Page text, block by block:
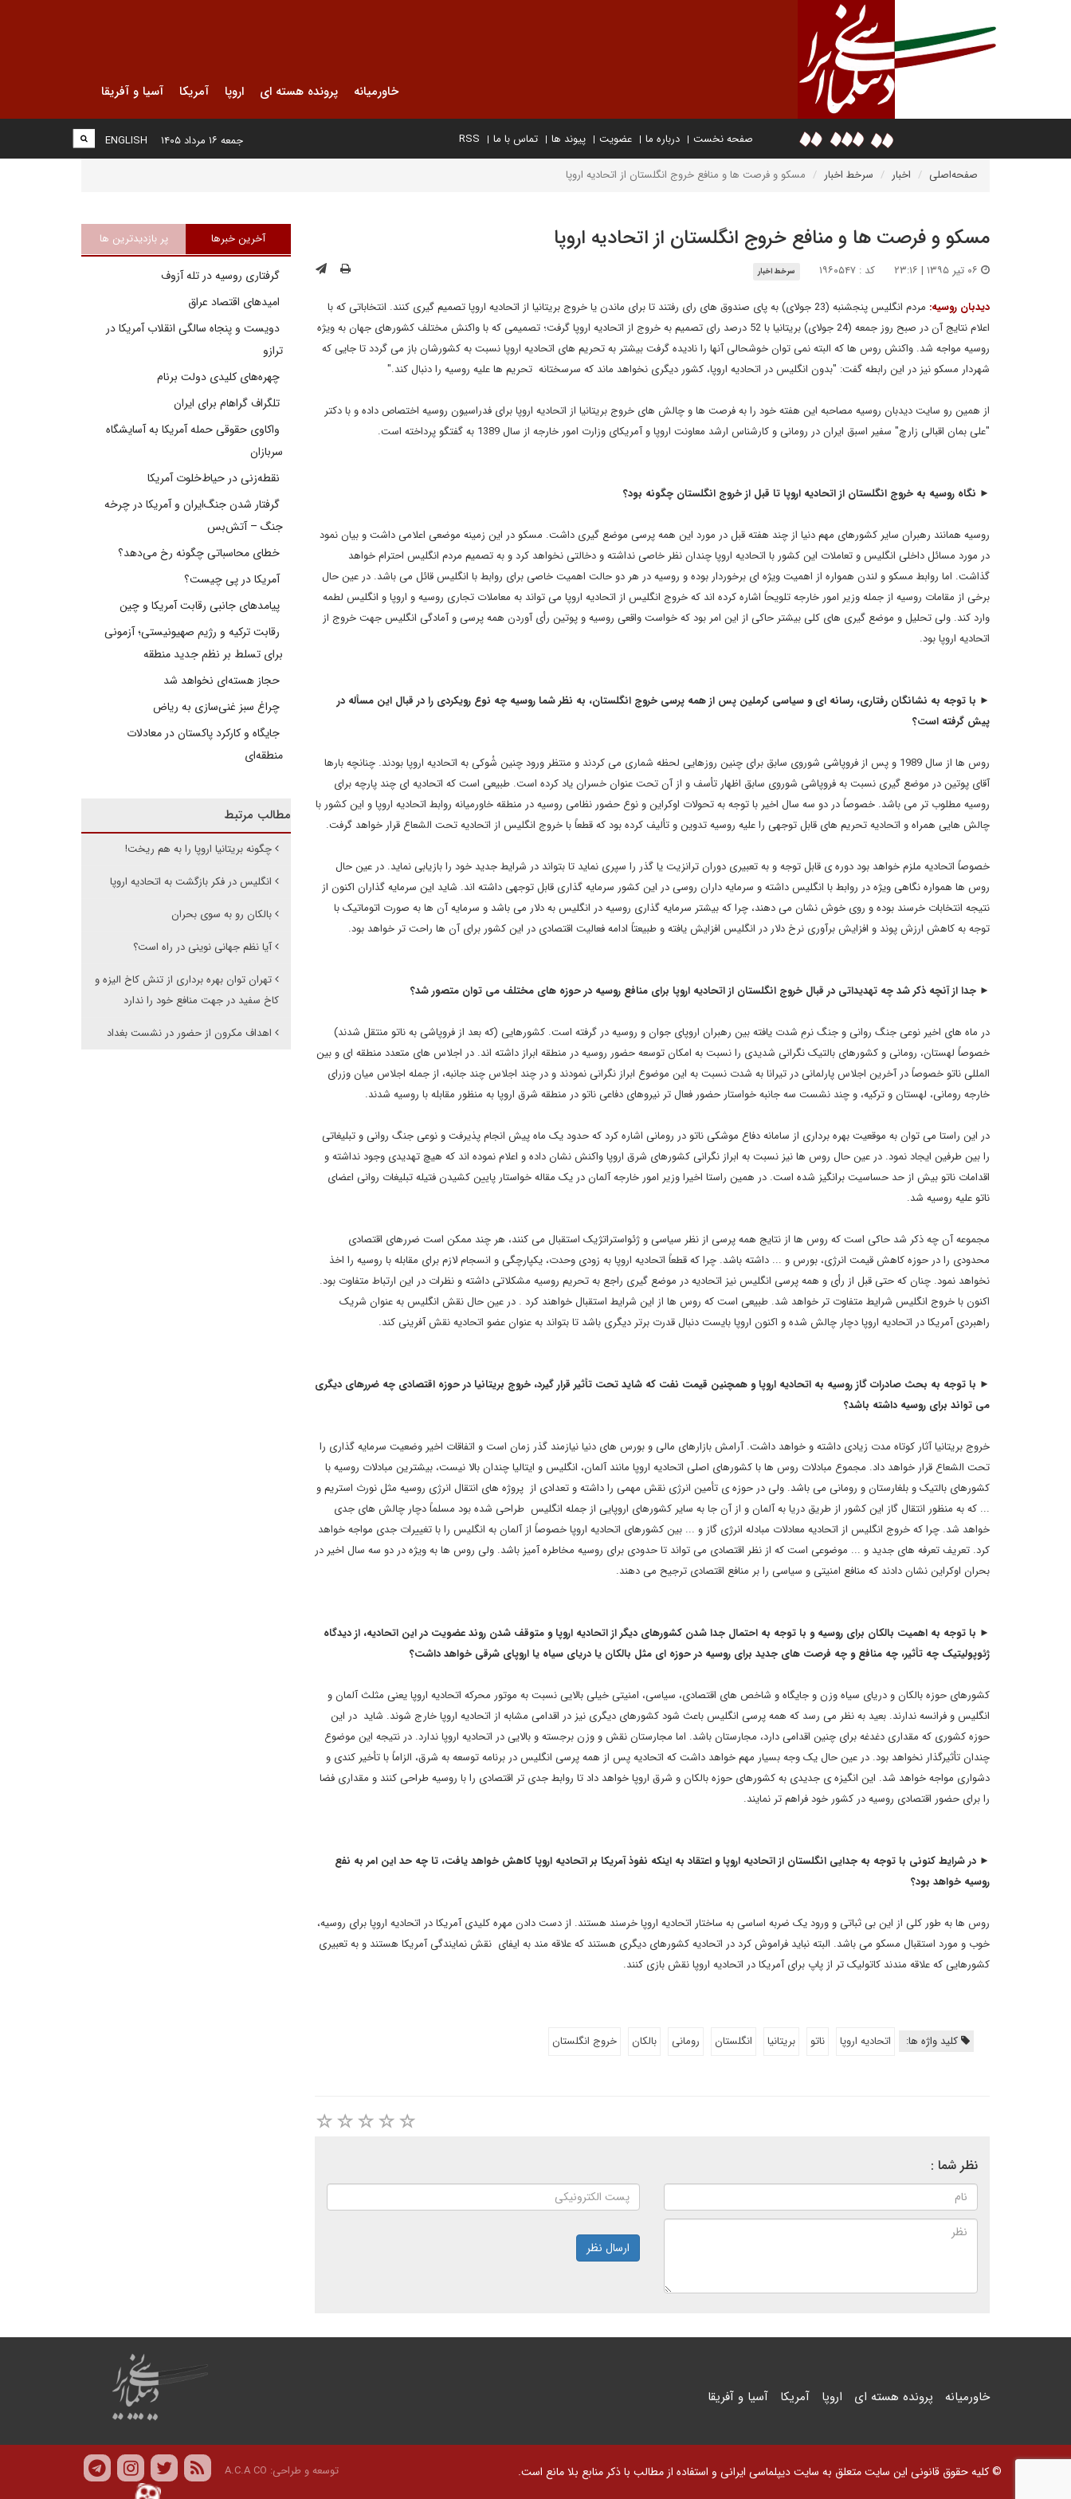
خاورمیانه پرونده هسته ای اروپا آمریکا آسیا و آفریقا
صفحه نخست درباره ما عضویت پیوند ها تماس با ما RSS
ENGLISH جمعه ۱۶ مرداد ۱۴۰۵
صفحه‌اصلی اخبار سرخط اخبار مسکو و فرصت ها و منافع خروج انگلستان از اتحادیه اروپا
مسکو و فرصت ها و منافع خروج انگلستان از اتحادیه اروپا
کد : ۱۹۶۰۵۴۷ سرخط اخبار
دیدبان روسیه:
مردم انگلیس پنجشنبه (23 جولای) به پای صندوق های رای رفتند تا برای ماندن یا خروج بریتانیا از اتحادیه اروپا تصمیم گیری کنند. انتخاباتی که با
اعلام نتایج آن در صبح روز جمعه (24 جولای) بریتانیا با 52 درصد رای تصمیم به خروج از اتحادیه اروپا گرفت؛ تصمیمی که با واکنش مختلف کشورهای جهان به ویژه
روسیه مواجه شد. واکنش روس ها که البته نمی توان خوشحالی آنها را نادیده گرفت بیشتر به تحریم های اتحادیه اروپا نسبت به کشورشان باز می گردد تا جایی که
شهردار مسکو نیز در این رابطه گفت: "بدون انگلیس در اتحادیه اروپا، کشور دیگری نخواهد ماند که سرسختانه تحریم ها علیه روسیه را دنبال کند."
از همین رو سایت دیدبان روسیه مصاحبه این هفته خود را به فرصت ها و چالش های خروج بریتانیا از اتحادیه اروپا برای فدراسیون روسیه اختصاص داده و با دکتر
"علی بمان اقبالی زارچ" سفیر اسبق ایران در رومانی و کارشناس ارشد معاونت اروپا و آمریکای وزارت امور خارجه از سال 1389 به گفتگو پرداخته است.
► نگاه روسیه به خروج انگلستان از اتحادیه اروپا تا قبل از خروج انگلستان چگونه بود؟
روسیه همانند رهبران سایر کشورهای مهم دنیا از چند هفته قبل در مورد این همه پرسی موضع گیری داشت. مسکو در این زمینه موضعی اعلامی داشت و بیان نمود
در مورد مسائل داخلی انگلیس و تعاملات این کشور با اتحادیه اروپا چندان نظر خاصی نداشته و دخالتی نخواهد کرد و به تصمیم مردم انگلیس احترام خواهد
گذاشت. اما روابط مسکو و لندن همواره از اهمیت ویژه ای برخوردار بوده و روسیه در هر دو حالت اهمیت خاصی برای روابط با انگلیس قائل می باشد. در عین حال
برخی از مقامات روسیه از جمله وزیر امور خارجه تلویحاً اشاره کرده اند که خروج انگلیس از اتحادیه اروپا می تواند به معاملات تجاری روسیه و اروپا و انگلیس لطمه
وارد کند. ولی تحلیل و موضع گیری های کلی بیشتر حاکی از این امر بود که خواست واقعی روسیه و پوتین رأی آوردن همه پرسی و آمادگی انگلیس جهت خروج از
اتحادیه اروپا بود.
► با توجه به نشانگان رفتاری، رسانه ای و سیاسی کرملین پس از همه پرسی خروج انگلستان، به نظر شما روسیه چه نوع رویکردی را در قبال این مسأله در
پیش گرفته است؟
روس ها از سال 1989 و پس از فروپاشی شوروی سابق برای چنین روزهایی لحظه شماری می کردند و منتظر ورود چنین شُوکی به اتحادیه اروپا بودند. چنانچه بارها
آقای پوتین در موضع گیری نسبت به فروپاشی شوروی سابق اظهار تأسف و از آن تحت عنوان خسران یاد کرده است. طبیعی است که اتحادیه ای چند پارچه برای
روسیه مطلوب تر می باشد. خصوصاً در دو سه سال اخیر با توجه به تحولات اوکراین و نوع حضور نظامی روسیه در منطقه خاورمیانه روابط اتحادیه اروپا و این کشور با
چالش هایی همراه و اتحادیه تحریم های قابل توجهی را علیه روسیه تدوین و تألیف کرده بود که قطعاً با خروج انگلیس از اتحادیه تحت الشعاع قرار خواهد گرفت.
خصوصاً اتحادیه ملزم خواهد بود دوره ی قابل توجه و به تعبیری دوران ترانزیت یا گذر را سپری نماید تا بتواند در شرایط جدید خود را بازیابی نماید. در عین حال
روس ها همواره نگاهی ویژه در روابط با انگلیس داشته و سرمایه داران روسی در این کشور سرمایه گذاری قابل توجهی داشته اند. شاید این سرمایه گذاران اکنون از
نتیجه انتخابات خرسند بوده و روی خوش نشان می دهند، چرا که بیشتر سرمایه گذاری روسیه در انگلیس به دلار می باشد و سرمایه آن ها به صورت اتوماتیک با
توجه به کاهش ارزش پوند و افزایش برآوری نرخ دلار در انگلیس افزایش یافته و طبیعتاً ادامه فعالیت اقتصادی در این کشور برای آن ها راحت تر خواهد بود.
► جدا از آنچه ذکر شد چه تهدیداتی در قبال خروج انگلستان از اتحادیه اروپا برای منافع روسیه در حوزه های مختلف می توان متصور شد؟
در ماه های اخیر نوعی جنگ روانی و جنگ نرمِ شدت یافته بین رهبران اروپای جوان و روسیه در گرفته است. کشورهایی (که بعد از فروپاشی به ناتو منتقل شدند)
خصوصاً لهستان، رومانی و کشورهای بالتیک نگرانی شدیدی را نسبت به امکان توسعه حضور روسیه در منطقه ابراز داشته اند. در اجلاس های متعدد منطقه ای و بین
المللی ناتو خصوصاً در آخرین اجلاس پارلمانی در تیرانا به شدت نسبت به این موضوع ابراز نگرانی نمودند و در چند اجلاس چند جانبه، از جمله اجلاس میان وزرای
خارجه رومانی، لهستان و ترکیه، و چند نشست سه جانبه خواستار حضور فعال تر نیروهای دفاعی ناتو در منطقه شرق اروپا به منظور مقابله با روسیه شدند.
در این راستا می توان به موقعیت بهره برداری از سامانه دفاع موشکی ناتو در رومانی اشاره کرد که حدود یک ماه پیش انجام پذیرفت و نوعی جنگ روانی و تبلیغاتی
را بین طرفین ایجاد نمود. در عین حال روس ها نیز نسبت به ابراز نگرانی کشورهای شرق اروپا واکنش نشان داده و اعلام نموده اند که هیچ تهدیدی وجود نداشته و
اقدامات ناتو بیش از حد حساسیت برانگیز شده است. در همین راستا اخیرا وزیر امور خارجه آلمان در یک مقاله خواستار پایین کشیدن فتیله تبلیغات روانی اعضای
ناتو علیه روسیه شد.
مجموعه آن چه ذکر شد حاکی است که روس ها از نتایج همه پرسی از نظر سیاسی و ژئواستراتژیک استقبال می کنند، هر چند ممکن است ضررهای اقتصادی
محدودی را در حوزه کاهش قیمت انرژی، بورس و ... داشته باشد. چرا که قطعاً اتحادیه اروپا به زودی وحدت، یکپارچگی و انسجام لازم برای مقابله با روسیه را اخذ
نخواهد نمود. چنان که حتی قبل از رأی و همه پرسی انگلیس نیز اتحادیه در موضع گیری راجع به تحریم روسیه مشکلاتی داشته و نظرات در این ارتباط متفاوت بود.
اکنون با خروج انگلیس شرایط متفاوت تر خواهد شد. طبیعی است که روس ها از این شرایط استقبال خواهند کرد . در عین حال نقش انگلیس به عنوان شریک
راهبردی آمریکا در اتحادیه اروپا دچار چالش شده و اکنون اروپا بایست دنبال قدرت برتر دیگری باشد تا بتواند به عنوان عضو اتحادیه نقش آفرینی کند.
► با توجه به بحث صادرات گاز روسیه به اتحادیه اروپا و همچنین قیمت نفت که شاید تحت تأثیر قرار گیرد، خروج بریتانیا در حوزه اقتصادی چه ضررهای دیگری
می تواند برای روسیه داشته باشد؟
خروج بریتانیا آثار کوتاه مدت زیادی داشته و خواهد داشت. آرامش بازارهای مالی و بورس های دنیا نیازمند گذر زمان است و اتفاقات اخیر وضعیت سرمایه گذاری را
تحت الشعاع قرار خواهد داد. مجموع مبادلات روس ها با کشورهای اصلی اتحادیه اروپا مانند آلمان، انگلیس و ایتالیا چندان بالا نیست، بیشترین مبادلات روسیه با
کشورهای بالتیک و بلغارستان و رومانی می باشد. ولی در حوزه ی تأمین انرژی نقش مهمی را داشته و تعدادی از پروژه های انتقال انرژی روسیه مثل نورث استریم و
... که به منظور انتقال گاز این کشور از طریق دریا به آلمان و از آن جا به سایر کشورهای اروپایی از جمله انگلیس طراحی شده بود مسلماً دچار چالش های جدی
خواهد شد. چرا که خروج انگلیس از اتحادیه معادلات مبادله انرژی گاز و ... بین کشورهای اتحادیه اروپا خصوصاً از آلمان به انگلیس را با تغییرات جدی مواجه خواهد
کرد. تعریف تعرفه های جدید و ... موضوعی است که از نظر اقتصادی می تواند تا حدودی برای روسیه مخاطره آمیز باشد. ولی روس ها به ویژه در دو سه سال اخیر در
بحران اوکراین نشان دادند که منافع امنیتی و سیاسی را بر منافع اقتصادی ترجیح می دهند.
► با توجه به اهمیت بالکان برای روسیه و با توجه به احتمال جدا شدن کشورهای دیگر از اتحادیه اروپا و متوقف شدن روند عضویت در این اتحادیه، از دیدگاه
ژئوپولیتیک چه تأثیر، چه منافع و چه فرصت های جدید برای روسیه در حوزه ای مثل بالکان یا دریای سیاه یا اروپای شرقی خواهد داشت؟
کشورهای حوزه بالکان و دریای سیاه وزن و جایگاه و شاخص های اقتصادی، سیاسی، امنیتی خیلی بالایی نسبت به موتور محرکه اتحادیه اروپا یعنی مثلث آلمان و
انگلیس و فرانسه ندارند. بعید به نظر می رسد که همه پرسی انگلیس باعث شود کشورهای دیگری نیز در اقدامی مشابه از اتحادیه اروپا خارج شوند. شاید در این
حوزه کشوری که مقداری دغدغه برای چنین اقدامی دارد، مجارستان باشد. اما مجارستان نقش و وزن برجسته و بالایی در اتحادیه اروپا ندارد. در نتیجه این موضوع
چندان تأثیرگذار نخواهد بود. در عین حال یک وجه بسیار مهم خواهد داشت که اتحادیه پس از همه پرسی انگلیس در برنامه توسعه به شرق، الزاماً با تأخیر کندی و
دشواری مواجه خواهد شد. این انگیزه ی جدیدی به کشورهای حوزه بالکان و شرق اروپا خواهد داد تا روابط جدی تر اقتصادی را با روسیه طراحی کنند و مقداری فضا
را برای حضور اقتصادی روسیه در کشور خود فراهم تر نمایند.
► در شرایط کنونی با توجه به جدایی انگلستان از اتحادیه اروپا و اعتقاد به اینکه نفوذ آمریکا بر اتحادیه اروپا کاهش خواهد یافت، تا چه حد این امر به نفع
روسیه خواهد بود؟
روس ها به طور کلی از این بی ثباتی و ورود یک ضربه اساسی به ساختار اتحادیه اروپا خرسند هستند. از دست دادن مهره کلیدی آمریکا در اتحادیه اروپا برای روسیه،
خوب و مورد استقبال مسکو می باشد. البته نباید فراموش کرد در اتحادیه کشورهای دیگری هستند که علاقه مند به ایفای نقش نمایندگی آمریکا هستند و به تعبیری
کشورهایی که علاقه مندند کاتولیک تر از پاپ برای آمریکا در اتحادیه اروپا نقش بازی کنند.
کلید واژه ها: اتحادیه اروپا ناتو بریتانیا انگلستان رومانی بالکان خروج انگلستان
نظر شما :
ارسال نظر
آخرین خبرها پر بازدیدترین ها
گرفتاری روسیه در تله آزوف
امیدهای اقتصاد عراق
دویست و پنجاه سالگی انقلاب آمریکا در
ترازو
چهره‌های کلیدی دولت برنام
تلگراف گراهام برای ایران
واکاوی حقوقی حمله آمریکا به آسایشگاه
سربازان
نقطه‌زنی در حیاط‌خلوت آمریکا
گرفتار شدن جنگ‌ایران و آمریکا در چرخه
جنگ – آتش‌بس
خطای محاسباتی چگونه رخ می‌دهد؟
آمریکا در پی چیست؟
پیامدهای جانبی رقابت آمریکا و چین
رقابت ترکیه و رژیم صهیونیستی؛ آزمونی
برای تسلط بر نظم جدید منطقه
حجاز هسته‌ای نخواهد شد
چراغ سبز غنی‌سازی به ریاض
جایگاه و کارکرد پاکستان در معادلات
منطقه‌ای
مطالب مرتبط
چگونه بریتانیا اروپا را به هم ریخت!
انگلیس در فکر بازگشت به اتحادیه اروپا
بالکان رو به سوی بحران
آیا نظم جهانی نوینی در راه است؟
تهران توان بهره برداری از تنش کاخ الیزه و
کاخ سفید در جهت منافع خود را ندارد
اهداف مکرون از حضور در نشست بغداد
خاورمیانه پرونده هسته ای اروپا آمریکا آسیا و آفریقا
© کلیه حقوق قانونی این سایت متعلق به سایت دیپلماسی ایرانی و استفاده از مطالب با ذکر منابع بلا مانع است. توسعه و طراحی: A.C.A CO